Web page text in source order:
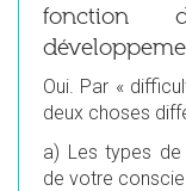
fonction
Oui. Par «
deux choses
a) Les types
de votre